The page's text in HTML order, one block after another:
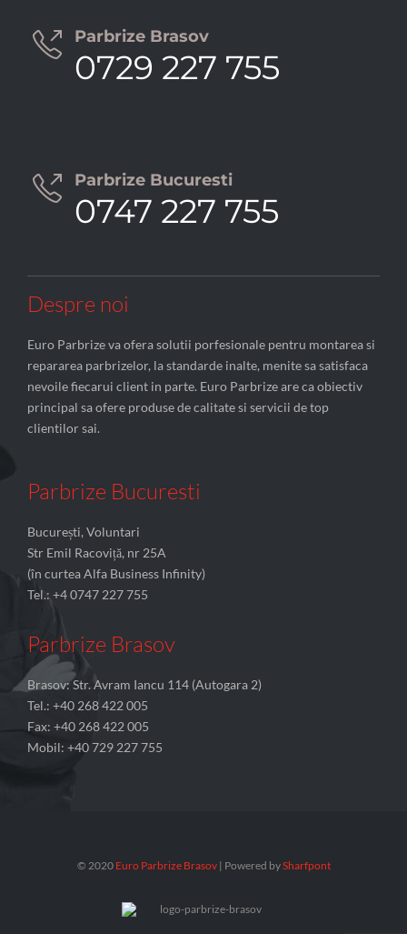
 Parbrize Brasov
0729 227 755
 Parbrize Bucuresti
0747 227 755
Despre noi
Euro Parbrize va ofera solutii porfesionale pentru montarea si
repararea parbrizelor, la standarde inalte, menite sa satisfaca
nevoile fiecarui client in parte. Euro Parbrize are ca obiectiv
principal sa ofere produse de calitate si servicii de top
clientilor sai.
Parbrize Bucuresti
București, Voluntari
Str Emil Racoviță, nr 25A
(în curtea Alfa Business Infinity)
Tel.: +4 0747 227 755
Parbrize Brasov
Brasov: Str. Avram Iancu 114 (Autogara 2)
Tel.: +40 268 422 005
Fax: +40 268 422 005
Mobil: +40 729 227 755
© 2020 Euro Parbrize Brasov | Powered bySharfpont